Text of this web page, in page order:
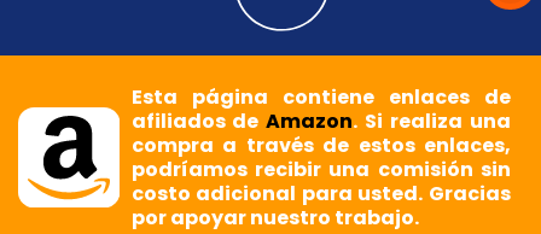
Esta página contiene enlaces de
afiliados deAmazon. Si realiza una
compra a través de estos enlaces,
podríamos recibir una comisión sin
costo adicional para usted. Gracias
por apoyar nuestro trabajo.